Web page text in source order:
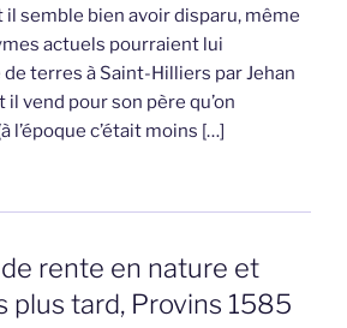
il semble bien avoir disparu, même
actuels pourraient lui
terres à Saint-Hilliers par Jehan
vend pour son père qu’on
l’époque c’était moins […]
rente en nature et
plus tard, Provins 1585